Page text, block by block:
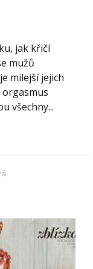
jak křičí
mužů
milejší jejich
všechny...